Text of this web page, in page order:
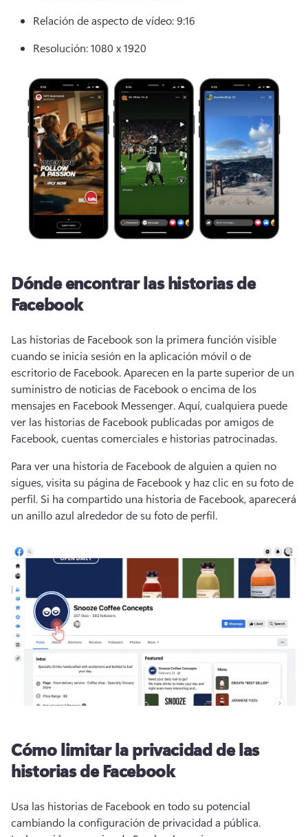
Relación de aspecto de vídeo: 9:16
Resolución: 1080 x 1920
Dónde encontrar las historias de
Facebook
Las historias de Facebook son la primera función visible
cuando se inicia sesión en la aplicación móvil o de
escritorio de Facebook. Aparecen en la parte superior de un
suministro de noticias de Facebook o encima de los
mensajes en Facebook Messenger. Aquí, cualquiera puede
ver las historias de Facebook publicadas por amigos de
Facebook, cuentas comerciales e historias patrocinadas.
Para ver una historia de Facebook de alguien a quien no
sigues, visita su página de Facebook y haz clic en su foto de
perfil. Si ha compartido una historia de Facebook, aparecerá
un anillo azul alrededor de su foto de perfil.
Cómo limitar la privacidad de las
historias de Facebook
Usa las historias de Facebook en todo su potencial
cambiando la configuración de privacidad a pública.